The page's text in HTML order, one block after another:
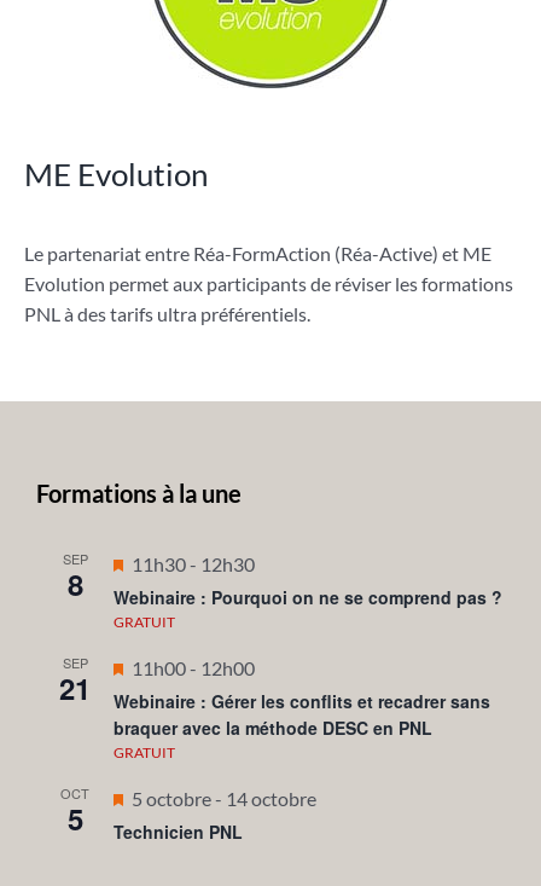
ME Evolution
Le partenariat entre Réa-FormAction (Réa-Active) et ME
Evolution permet aux participants de réviser les formations
PNL à des tarifs ultra préférentiels.
Formations à la une
SEP
8
Mis
en
avant
11h30- 12h30
Webinaire : Pourquoi on ne se comprend pas ?
GRATUIT
SEP
21
Mis
en
avant
11h00- 12h00
Webinaire : Gérer les conflits et recadrer sans
braquer avec la méthode DESC en PNL
GRATUIT
OCT
5
Mis
en
5 octobre- 14 octobre
Technicien PNL